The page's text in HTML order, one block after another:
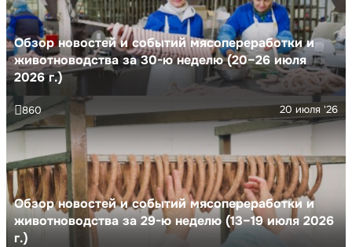
Обзор новостей и событий мясопереработки и
животноводства за 30-ю неделю (20–26 июля
2026 г.)
Обзор новостей и событий мясопереработки и
животноводства за 29-ю неделю (13–19 июля 2026
г.)
20 июля '26
860